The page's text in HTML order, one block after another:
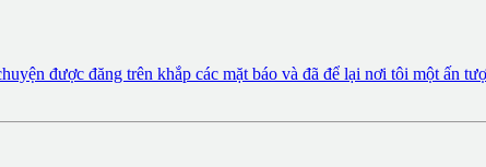
được đăng trên khắp các mặt báo và đã để lại nơi tôi một ấn